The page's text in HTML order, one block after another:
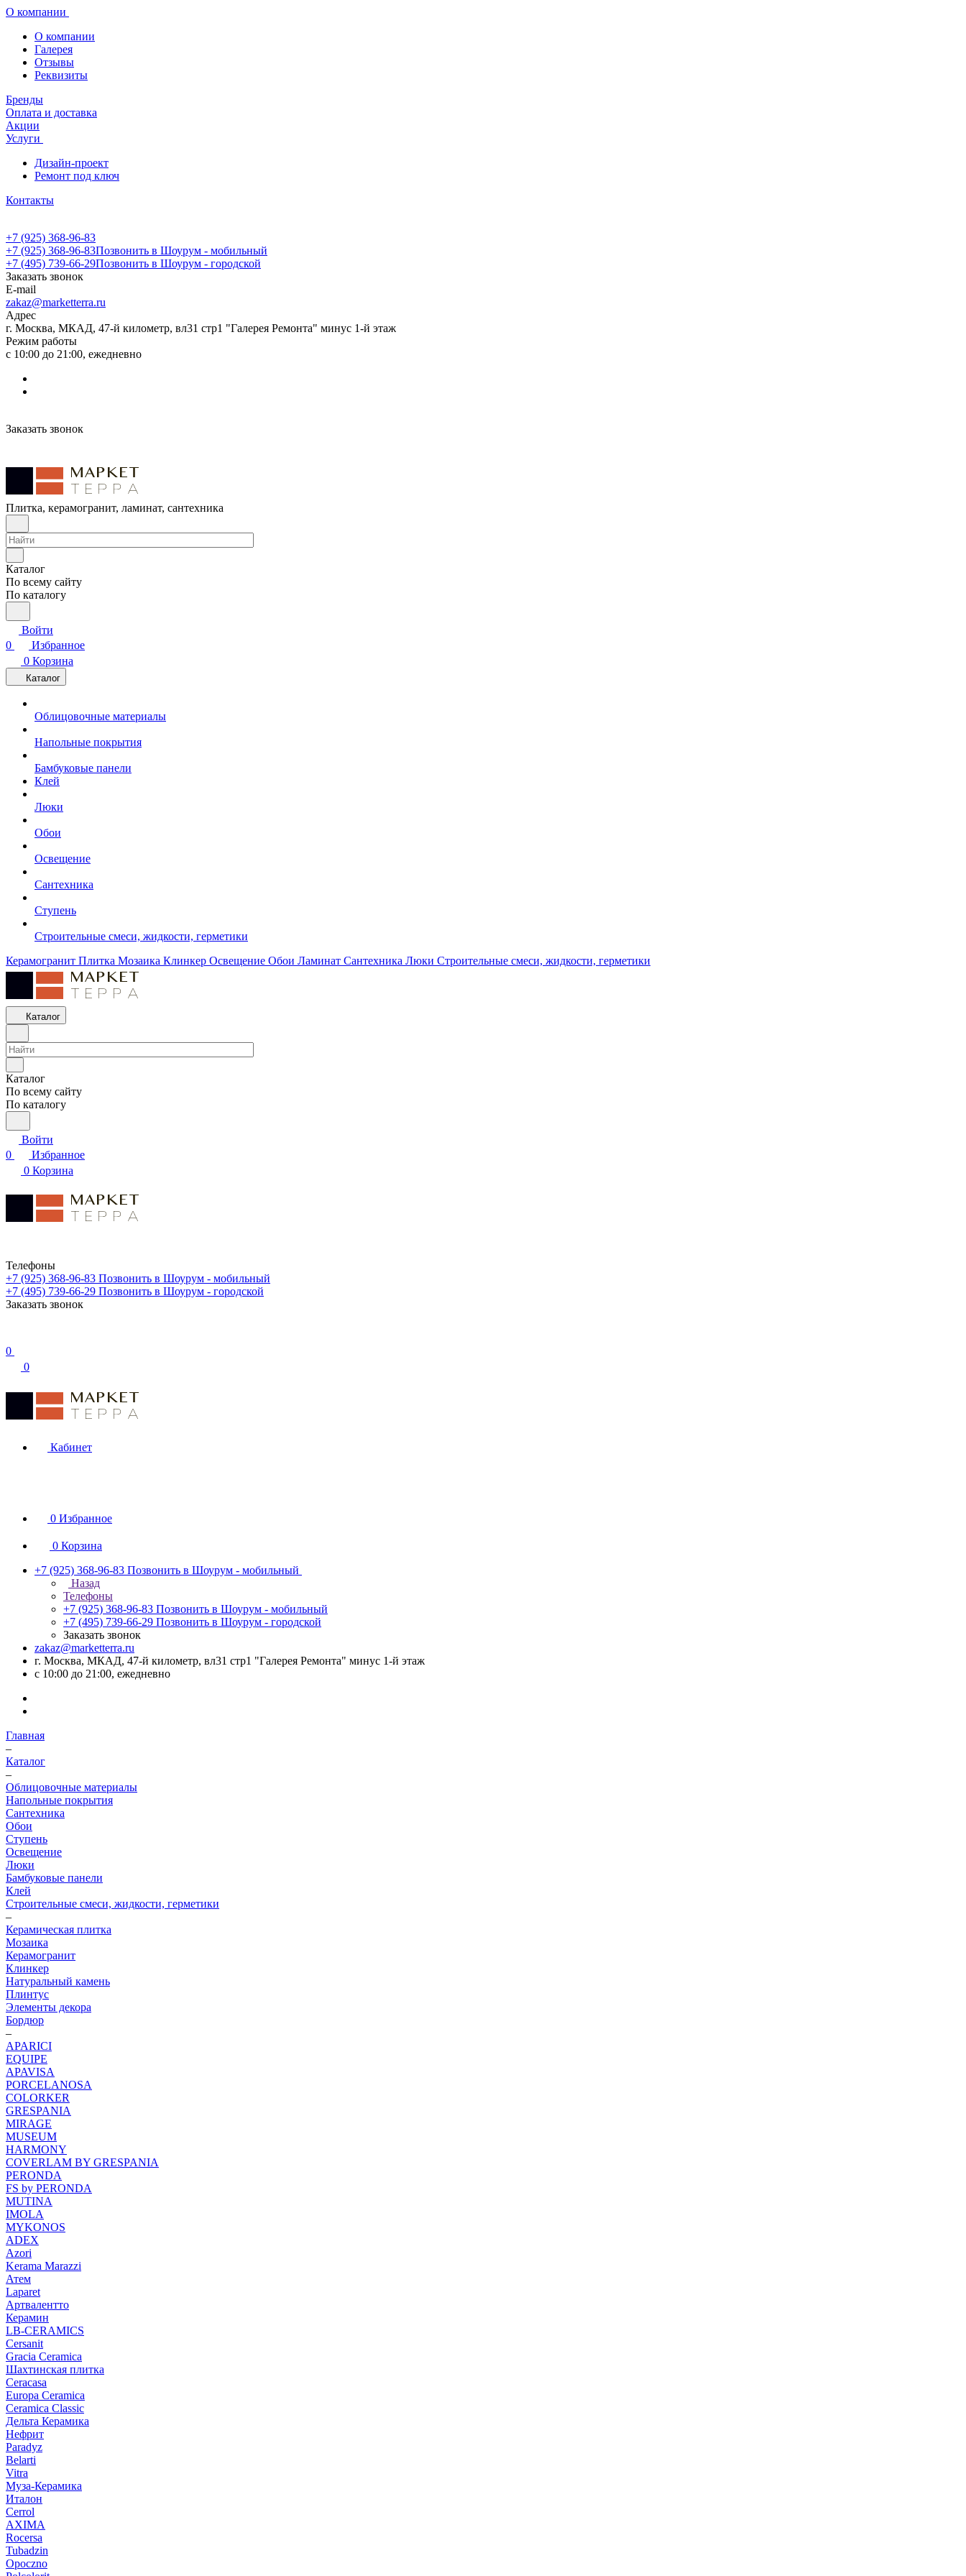
О компании
О компании
Галерея
Отзывы
Реквизиты
Бренды
Оплата и доставка
Акции
Услуги
Дизайн-проект
Ремонт под ключ
Контакты
+7 (925) 368-96-83
+7 (925) 368-96-83Позвонить в Шоурум - мобильный
+7 (495) 739-66-29Позвонить в Шоурум - городской
Заказать звонок
E-mail
zakaz@marketterra.ru
Адрес
г. Москва, МКАД, 47-й километр, вл31 стр1 "Галерея Ремонта" минус 1-й этаж
Режим работы
с 10:00 до 21:00, ежедневно
Заказать звонок
Плитка, керамогранит, ламинат, сантехника
Каталог
По всему сайту
По каталогу
Войти
0
Избранное
0 Корзина
Каталог
Облицовочные материалы
Напольные покрытия
Бамбуковые панели
Клей
Люки
Обои
Освещение
Сантехника
Ступень
Строительные смеси, жидкости, герметики
Керамогранит Плитка Мозаика Клинкер Освещение Обои Ламинат Сантехника Люки Строительные смеси, жидкости, герметики
Каталог
Каталог
По всему сайту
По каталогу
Войти
0
Избранное
0 Корзина
Телефоны
+7 (925) 368-96-83 Позвонить в Шоурум - мобильный
+7 (495) 739-66-29 Позвонить в Шоурум - городской
Заказать звонок
0
0
Кабинет
0 Избранное
0 Корзина
+7 (925) 368-96-83 Позвонить в Шоурум - мобильный
Назад
Телефоны
+7 (925) 368-96-83 Позвонить в Шоурум - мобильный
+7 (495) 739-66-29 Позвонить в Шоурум - городской
Заказать звонок
zakaz@marketterra.ru
г. Москва, МКАД, 47-й километр, вл31 стр1 "Галерея Ремонта" минус 1-й этаж
с 10:00 до 21:00, ежедневно
Главная
–
Каталог
–
Облицовочные материалы
Напольные покрытия
Сантехника
Обои
Ступень
Освещение
Люки
Бамбуковые панели
Клей
Строительные смеси, жидкости, герметики
–
Керамическая плитка
Мозаика
Керамогранит
Клинкер
Натуральный камень
Плинтус
Элементы декора
Бордюр
–
APARICI
EQUIPE
APAVISA
PORCELANOSA
COLORKER
GRESPANIA
MIRAGE
MUSEUM
HARMONY
COVERLAM BY GRESPANIA
PERONDA
FS by PERONDA
MUTINA
IMOLA
MYKONOS
ADEX
Azori
Kerama Marazzi
Атем
Laparet
Артвалентто
Керамин
LB-CERAMICS
Cersanit
Gracia Ceramica
Шахтинская плитка
Ceracasa
Europa Ceramica
Ceramica Classic
Дельта Керамика
Нефрит
Paradyz
Belarti
Vitra
Муза-Керамика
Италон
Cerrol
AXIMA
Rocersa
Tubadzin
Opoczno